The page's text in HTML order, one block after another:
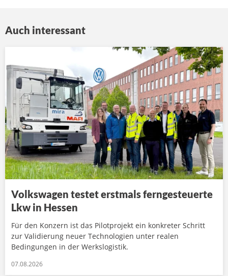
Auch interessant
Volkswagen testet erstmals ferngesteuerte
Lkw in Hessen
Für den Konzern ist das Pilotprojekt ein konkreter Schritt
zur Validierung neuer Technologien unter realen
Bedingungen in der Werkslogistik.
07.08.2026